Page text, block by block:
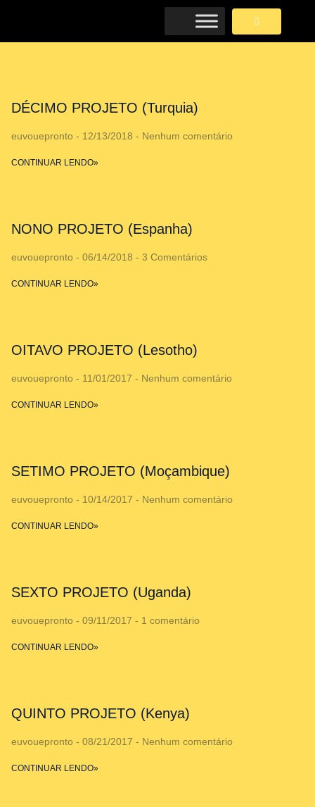
DÉCIMO PROJETO (Turquia)
euvouepronto 12/13/2018 Nenhum comentário
CONTINUAR LENDO»
NONO PROJETO (Espanha)
euvouepronto 06/14/2018 3 Comentários
CONTINUAR LENDO»
OITAVO PROJETO (Lesotho)
euvouepronto 11/01/2017 Nenhum comentário
CONTINUAR LENDO»
SETIMO PROJETO (Moçambique)
euvouepronto 10/14/2017 Nenhum comentário
CONTINUAR LENDO»
SEXTO PROJETO (Uganda)
euvouepronto 09/11/2017 1 comentário
CONTINUAR LENDO»
QUINTO PROJETO (Kenya)
euvouepronto 08/21/2017 Nenhum comentário
CONTINUAR LENDO»